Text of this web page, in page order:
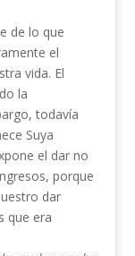
de lo que
el
vida. El
la
todavía
Suya
el dar no
porque
dar
que era